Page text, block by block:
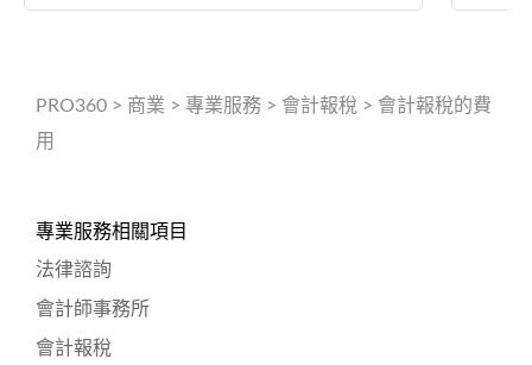
PRO360 > 商業 > 專業服務 > 會計報稅 > 會計報稅的費
用
專業服務相關項目
法律諮詢
會計師事務所
會計報稅